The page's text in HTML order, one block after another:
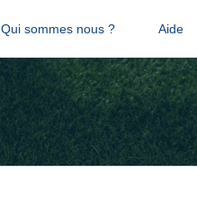
Qui sommes nous ? Aide